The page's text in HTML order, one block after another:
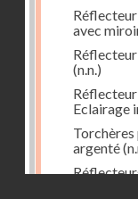
avec
(n.n.)
Eclairage
argenté